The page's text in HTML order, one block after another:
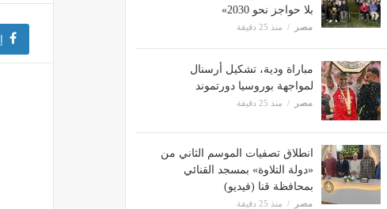
بلا حواجز نحو 2030»
مصر منذ 25 دقيقة
مباراة ودية، تشكيل أرسنال
لمواجهة بوروسيا دورتموند
مصر منذ 25 دقيقة
انطلاق تصفيات الموسم الثاني من
«دولة التلاوة» بمسجد القنائي
بمحافظة قنا (فيديو)
مصر منذ 25 دقيقة